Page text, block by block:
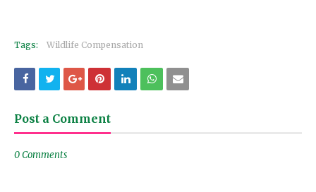
Tags: Wildlife Compensation
Post a Comment
0 Comments